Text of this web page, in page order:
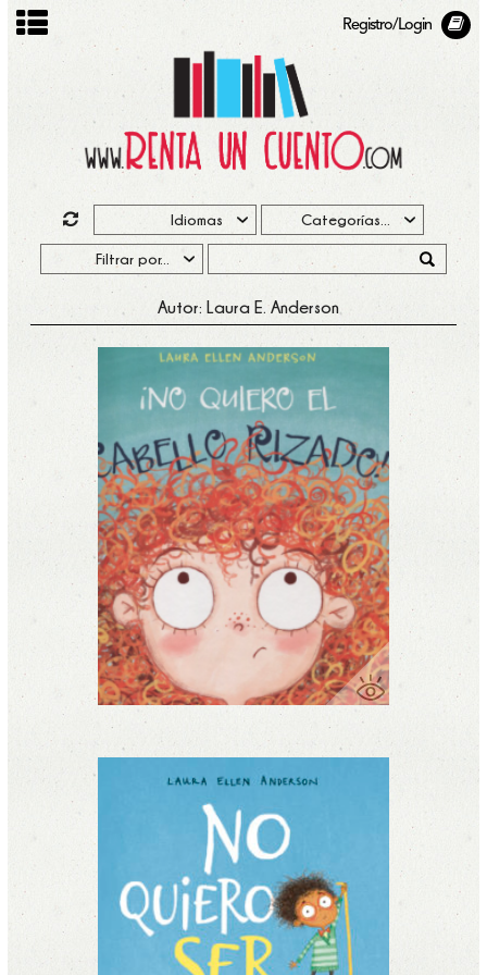
Registro/Login
Autor: Laura E. Anderson